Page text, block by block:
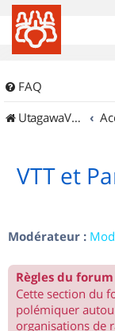
FAQ
UtagawaVTT (Randos VTT et VTTAE avec traces GPS)
VTT et
Modérateur :
Règles du forum
Cette section du
polémiquer
organisations de